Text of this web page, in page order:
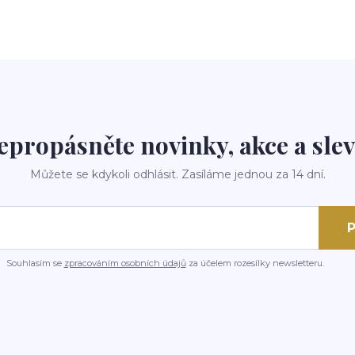
novinky, akce a
Můžete se kdykoli odhlásit. Zasíláme jednou za 14 dní.
Souhlasím se zpracováním osobních údajůza účelem rozesílky newsletteru.